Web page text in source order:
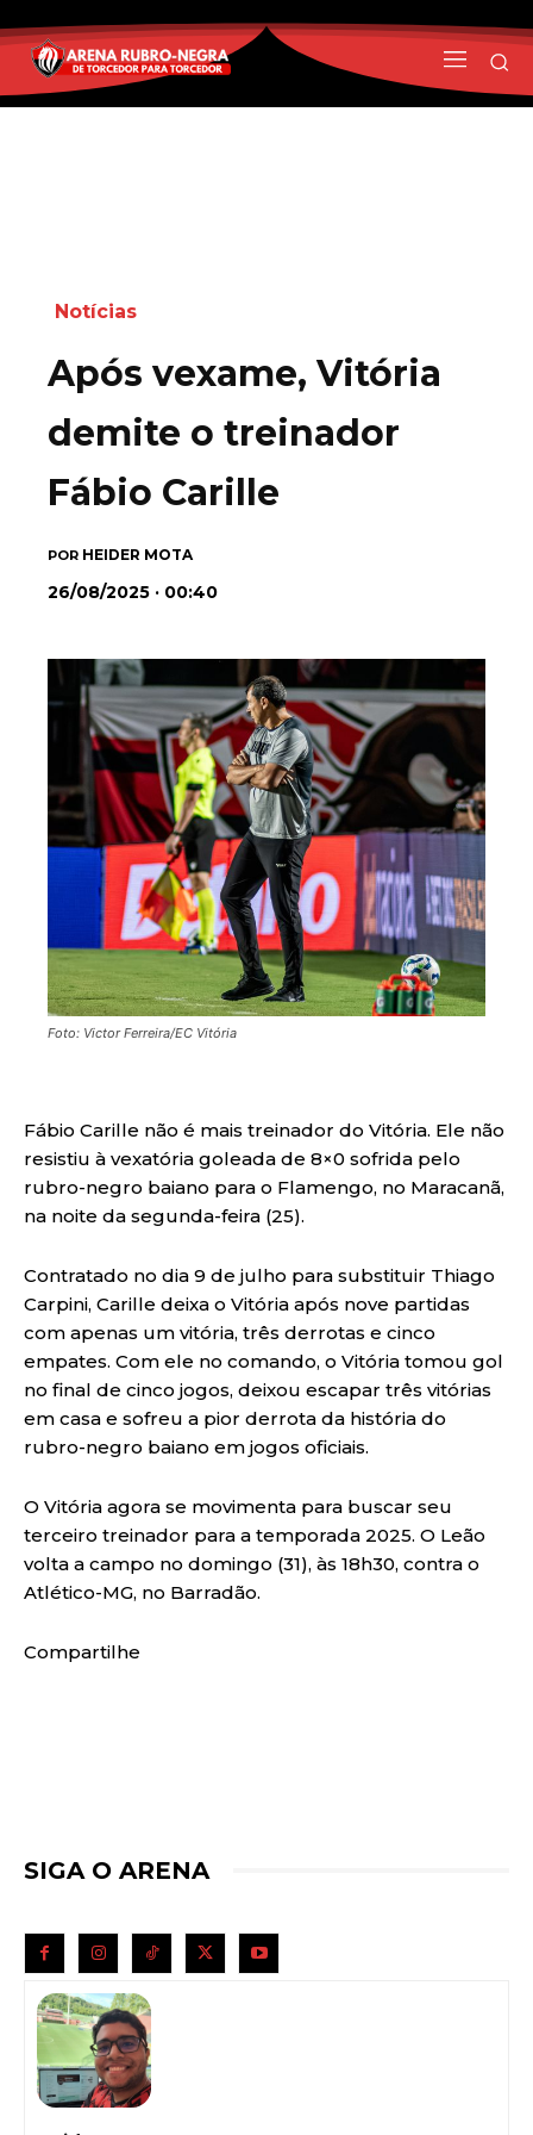
Notícias
Após vexame, Vitória
demite o treinador
Fábio Carille
POR HEIDER MOTA
26/08/2025 · 00:40
Foto: Victor Ferreira/EC Vitória
Fábio Carille não é mais treinador do Vitória. Ele não
resistiu à vexatória goleada de 8×0 sofrida pelo
rubro-negro baiano para o Flamengo, no Maracanã,
na noite da segunda-feira (25).
Contratado no dia 9 de julho para substituir Thiago
Carpini, Carille deixa o Vitória após nove partidas
com apenas um vitória, três derrotas e cinco
empates. Com ele no comando, o Vitória tomou gol
no final de cinco jogos, deixou escapar três vitórias
em casa e sofreu a pior derrota da história do
rubro-negro baiano em jogos oficiais.
O Vitória agora se movimenta para buscar seu
terceiro treinador para a temporada 2025. O Leão
volta a campo no domingo (31), às 18h30, contra o
Atlético-MG, no Barradão.
Compartilhe
SIGA O ARENA